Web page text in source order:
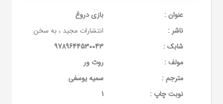
عنوان :
بازی دروغ
ناشر :
انتشارات مجید ، به سخن
شابک :
9789644530043
مولف :
روث ور
مترجم :
سمیه یوسفی
نوبت چاپ :
1